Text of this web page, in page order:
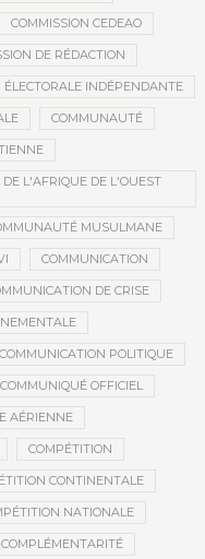
COMMISSION CEDEAO
DE RÉDACTION
ÉLECTORALE INDÉPENDANTE
COMMUNAUTÉ
L'AFRIQUE DE L'OUEST
MUSULMANE
COMMUNICATION
DE CRISE
COMMUNICATION POLITIQUE
COMMUNIQUÉ OFFICIEL
AÉRIENNE
COMPÉTITION
CONTINENTALE
NATIONALE
COMPLÉMENTARITÉ